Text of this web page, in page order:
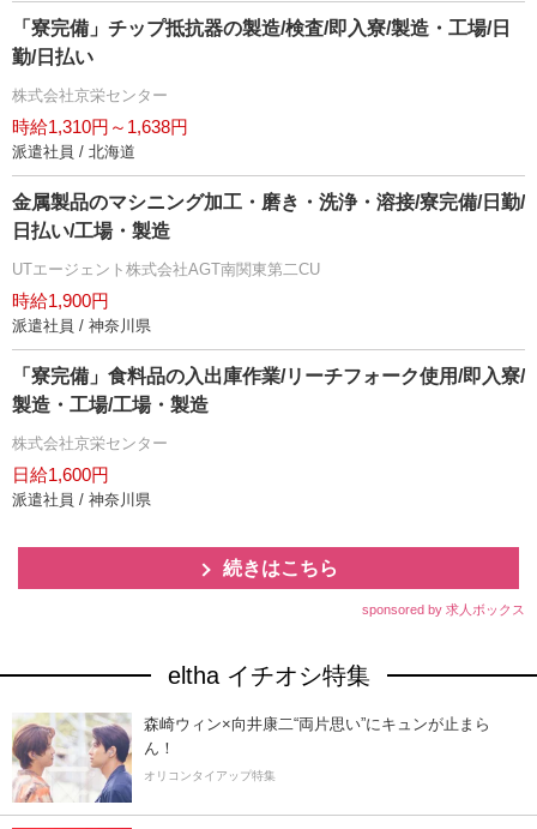
「寮完備」チップ抵抗器の製造/検査/即入寮/製造・工場/日
勤/日払い
株式会社京栄センター
時給1,310円～1,638円
派遣社員 / 北海道
金属製品のマシニング加工・磨き・洗浄・溶接/寮完備/日勤/
日払い/工場・製造
UTエージェント株式会社AGT南関東第二CU
時給1,900円
派遣社員 / 神奈川県
「寮完備」食料品の入出庫作業/リーチフォーク使用/即入寮/
製造・工場/工場・製造
株式会社京栄センター
日給1,600円
派遣社員 / 神奈川県
続きはこちら
sponsored by 求人ボックス
eltha イチオシ特集
森崎ウィン×向井康二“両片思い”にキュンが止まら
ん！
オリコンタイアップ特集